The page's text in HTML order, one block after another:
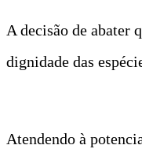
A decisão de abater
dignidade das
Atendendo à